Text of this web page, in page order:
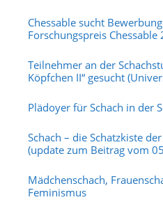
Chessable sucht
Forschungspreis Chessable
Teilnehmer an der
Köpfchen II“ gesucht
Plädoyer für Schach in der
Schach – die Schatzkiste
(update zum Beitrag vom
Mädchenschach,
Feminismus